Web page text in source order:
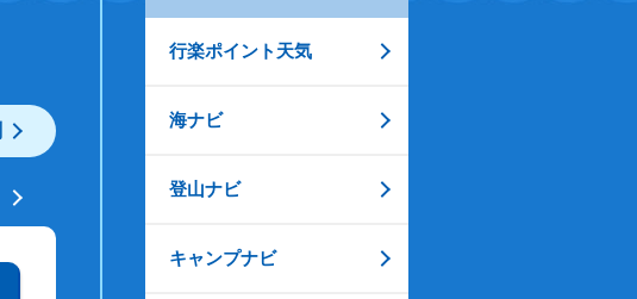
行楽ポイント天気
海ナビ
登山ナビ
キャンプナビ